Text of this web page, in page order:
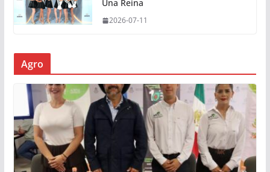
Una Reina
2026-07-11
Agro